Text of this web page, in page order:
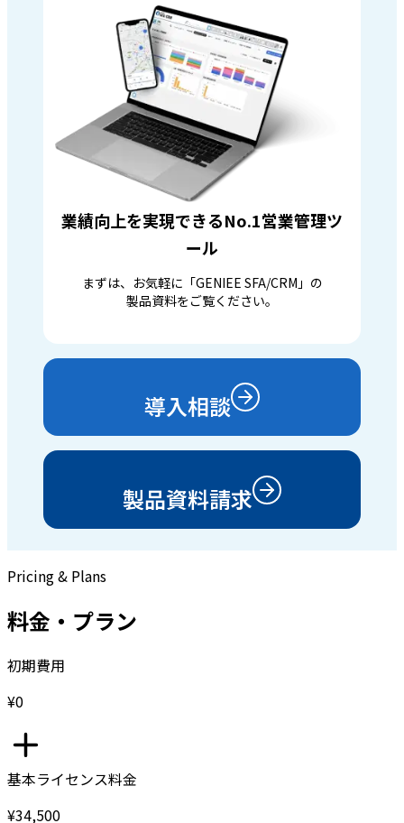
業績向上を実現できるNo.1営業管理ツ
ール
まずは、お気軽に「GENIEE SFA/CRM」の
製品資料をご覧ください。
導入相談
製品資料請求
Pricing & Plans
料金・プラン
初期費用
¥0
基本ライセンス料金
¥34,500